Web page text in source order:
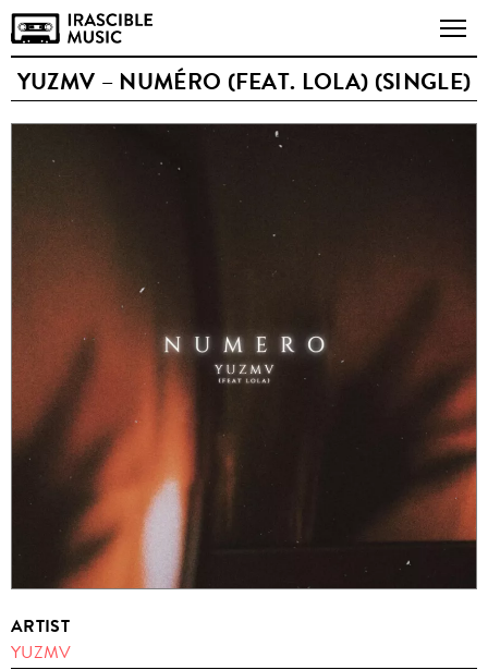
YUZMV – NUMÉRO (FEAT. LOLA) (SINGLE)
ARTIST
YUZMV